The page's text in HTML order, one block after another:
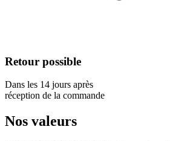
Retour possible
Dans les 14 jours après
réception de la commande
Nos valeurs